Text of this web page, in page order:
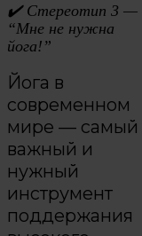
✔️Стереотип 3 —
“Мне не нужна
йога!”
Йога в
современном
мире — самый
важный и
нужный
инструмент
поддержания